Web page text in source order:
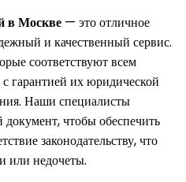
в Москве — это отличное
и качественный сервис.
соответствуют всем
гарантией их юридической
Наши специалисты
чтобы обеспечить
законодательству, что
или недочеты.